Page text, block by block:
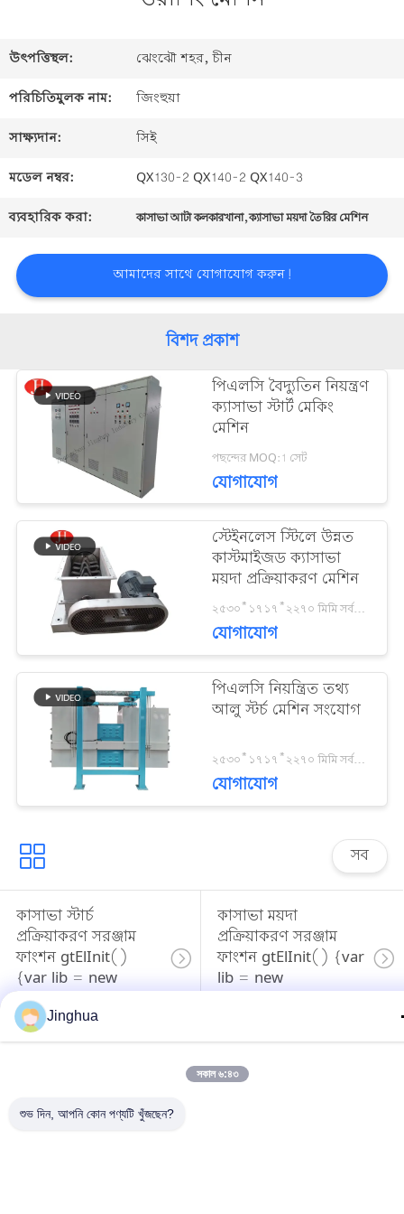
সম্পর্কে
ভ্রমণ
আমাদের
যোগাযোগ
উদ্ধৃতির
জন্য
আবেদন
সাইট
গোপনীয়তা
অন্তর্গত
উৎপত্তিস্থল: ঝেংঝৌ শহর, চীন
পরিচিতিমুলক নাম: জিংহুয়া
সাক্ষ্যদান: সিই
মডেল নম্বর: QX130-2 QX140-2 QX140-3
ব্যবহারিক করা: কাসাভা আটা কলকারখানা,ক্যাসাভা ময়দা তৈরির মেশিন
আমাদের সাথে যোগাযোগ করুন!
বিশদ প্রকাশ
পিএলসি বৈদ্যুতিন নিয়ন্ত্রণ
ক্যাসাভা স্টার্ট মেকিং
মেশিন
পছন্দের MOQ:1 সেট
যোগাযোগ
স্টেইনলেস স্টিলে উন্নত
কাস্টমাইজড ক্যাসাভা
ময়দা প্রক্রিয়াকরণ মেশিন
২৫৩০*১৭১৭*২২৭০ মিমি সর্বনিম্ন অর্ডারের পরিমাণ: ১ সেট
যোগাযোগ
পিএলসি নিয়ন্ত্রিত তথ্য
আলু স্টর্চ মেশিন সংযোগ
২৫৩০*১৭১৭*২২৭০ মিমি সর্বনিম্ন অর্ডারের পরিমাণ: ১ সেট
যোগাযোগ
সব
কাসাভা স্টার্চ
প্রক্রিয়াকরণ সরঞ্জাম
ফাংশন gtElInit()
{var lib = new
google.translate.TranslateServ}
কাসাভা ময়দা
প্রক্রিয়াকরণ সরঞ্জাম
ফাংশন gtElInit() {var
lib = new
গম স্টার্চ মেশিন
খবর আলু স্টার্ট মেশিন
Jinghua
সকাল ৬:৪৩
শুভ দিন, আপনি কোন পণ্যটি খুঁজছেন?